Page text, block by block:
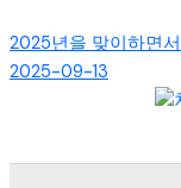
2025년을 맞이하면
2025-09-13